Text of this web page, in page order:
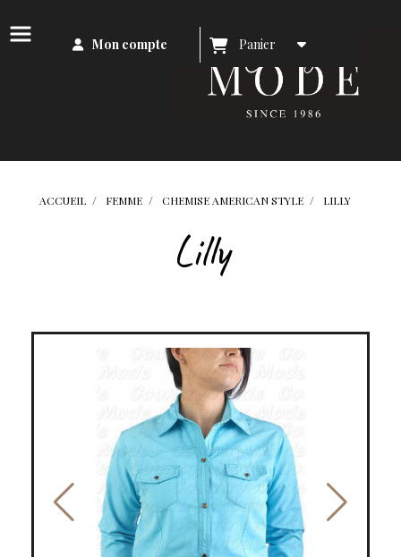
Mon compte Panier
ACCUEIL FEMME CHEMISE AMERICAN STYLE LILLY
Lilly